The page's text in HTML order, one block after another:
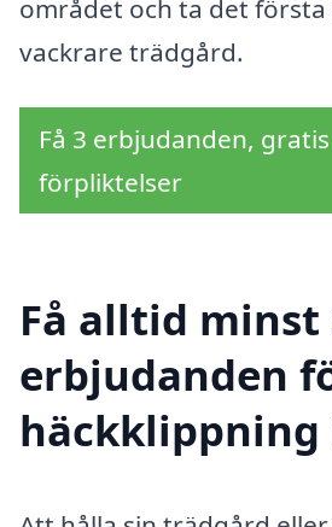
området och ta det
vackrare trädgård.
Få 3 erbjudanden,
förpliktelser
Få alltid minst
erbjudanden
häckklippning